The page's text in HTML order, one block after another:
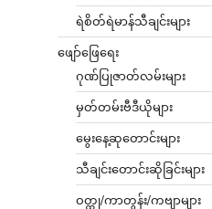
ရဲစိတ်ရဲမာန်သီချင်းများ
ဖျော်ဖြေရေး
ဂုဏ်ပြုဇာတ်လမ်းများ
မှတ်တမ်းဗီဒီယိုများ
မွေးနေ့ဆုတောင်းများ
သီချင်းတောင်းဆိုခြင်းများ
ဝတ္ထု/ကာတွန်း/ကဗျာများ